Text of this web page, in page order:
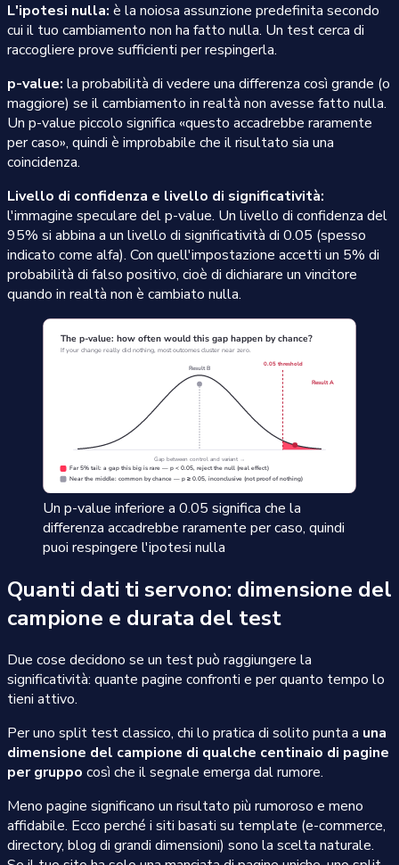
L'ipotesi nulla: è la noiosa assunzione predefinita secondo
cui il tuo cambiamento non ha fatto nulla. Un test cerca di
raccogliere prove sufficienti per respingerla.
p-value: la probabilità di vedere una differenza così grande (o
maggiore) se il cambiamento in realtà non avesse fatto nulla.
Un p-value piccolo significa «questo accadrebbe raramente
per caso», quindi è improbabile che il risultato sia una
coincidenza.
Livello di confidenza e livello di significatività:
l'immagine speculare del p-value. Un livello di confidenza del
95% si abbina a un livello di significatività di 0.05 (spesso
indicato come alfa). Con quell'impostazione accetti un 5% di
probabilità di falso positivo, cioè di dichiarare un vincitore
quando in realtà non è cambiato nulla.
Un p-value inferiore a 0.05 significa che la
differenza accadrebbe raramente per caso, quindi
puoi respingere l'ipotesi nulla
Quanti dati ti servono: dimensione del
campione e durata del test
Due cose decidono se un test può raggiungere la
significatività: quante pagine confronti e per quanto tempo lo
tieni attivo.
Per uno split test classico, chi lo pratica di solito punta a una
dimensione del campione di qualche centinaio di pagine
per gruppo così che il segnale emerga dal rumore.
Meno pagine significano un risultato più rumoroso e meno
affidabile. Ecco perché i siti basati su template (e-commerce,
directory, blog di grandi dimensioni) sono la scelta naturale.